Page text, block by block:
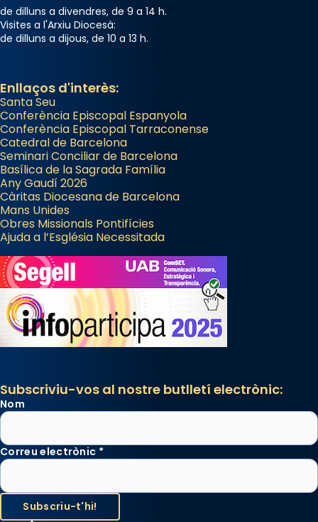
frare Joan Gaspar Roig, afirma en una obra
que les santes són filles de l’antiga Iluro.
Mataró en reivindicarà les relíquies fins que
a la “Missa de les Santes” (“Missa de
Glòria”) fou composta el 1848 per Mn.
Manuel Blanch, amb aire d’òpera
italianitzant; s’interpreta per privilegi
pontifici, amb orquestra i cor, i té una
duració aproximada de tres hores. Després,
processó (recuperada el 1972) al voltant
del temple amb les relíquies de les santes.
Des de 1985 hi participa també un grup de
diablesses amb música i ball propis. Festa
gran a Mataró.
«Si vols saber què és calor, ves per les
Santes a Mataró»🥵.
Photo
View on Facebook · Share
de dilluns a divendres, de 9 a 14 h.
Visites a l'Arxiu Diocesà:
de dilluns a dijous, de 10 a 13 h.
Enllaços d'interès:
Santa Seu
Conferència Episcopal Espanyola
Conferència Episcopal Tarraconense
Catedral de Barcelona
Seminari Conciliar de Barcelona
Basílica de la Sagrada Família
Any Gaudí 2026
Càritas Diocesana de Barcelona
Mans Unides
Obres Missionals Pontifícies
Ajuda a l’Església Necessitada
Subscriviu-vos al nostre butlletí electrònic:
Nom
Correu electrònic *